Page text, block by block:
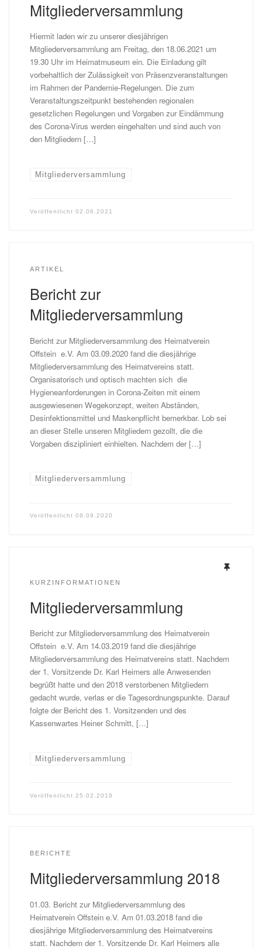
Mitgliederversammlung
Hiermit laden wir zu unserer diesjährigen
Mitgliederversammlung am Freitag, den 18.06.2021 um
19.30 Uhr im Heimatmuseum ein. Die Einladung gilt
vorbehaltlich der Zulässigkeit von Präsenzveranstaltungen
im Rahmen der Pandemie-Regelungen. Die zum
Veranstaltungszeitpunkt bestehenden regionalen
gesetzlichen Regelungen und Vorgaben zur Eindämmung
des Corona-Virus werden eingehalten und sind auch von
den Mitgliedern […]
Mitgliederversammlung
Veröffentlicht 02.06.2021
ARTIKEL
Bericht zur
Mitgliederversammlung
Bericht zur Mitgliederversammlung des Heimatverein
Offstein e.V. Am 03.09.2020 fand die diesjährige
Mitgliederversammlung des Heimatvereins statt.
Organisatorisch und optisch machten sich die
Hygieneanforderungen in Corona-Zeiten mit einem
ausgewiesenen Wegekonzept, weiten Abständen,
Desinfektionsmittel und Maskenpflicht bemerkbar. Lob sei
an dieser Stelle unseren Mitgliedern gezollt, die die
Vorgaben diszipliniert einhielten. Nachdem der […]
Mitgliederversammlung
Veröffentlicht 08.09.2020
KURZINFORMATIONEN
Mitgliederversammlung
Bericht zur Mitgliederversammlung des Heimatverein
Offstein e.V. Am 14.03.2019 fand die diesjährige
Mitgliederversammlung des Heimatvereins statt. Nachdem
der 1. Vorsitzende Dr. Karl Heimers alle Anwesenden
begrüßt hatte und den 2018 verstorbenen Mitgliedern
gedacht wurde, verlas er die Tagesordnungspunkte. Darauf
folgte der Bericht des 1. Vorsitzenden und des
Kassenwartes Heiner Schmitt, […]
Mitgliederversammlung
Veröffentlicht 25.02.2019
BERICHTE
Mitgliederversammlung 2018
01.03. Bericht zur Mitgliederversammlung des
Heimatverein Offstein e.V. Am 01.03.2018 fand die
diesjährige Mitgliederversammlung des Heimatvereins
statt. Nachdem der 1. Vorsitzende Dr. Karl Heimers alle